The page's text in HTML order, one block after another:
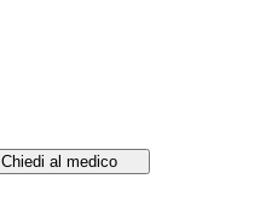
Chiedi al medico